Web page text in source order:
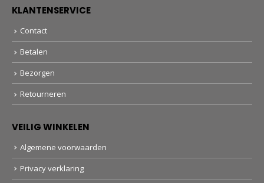
KLANTENSERVICE
Contact
Betalen
Bezorgen
Retourneren
VEILIG WINKELEN
Algemene voorwaarden
Privacy verklaring